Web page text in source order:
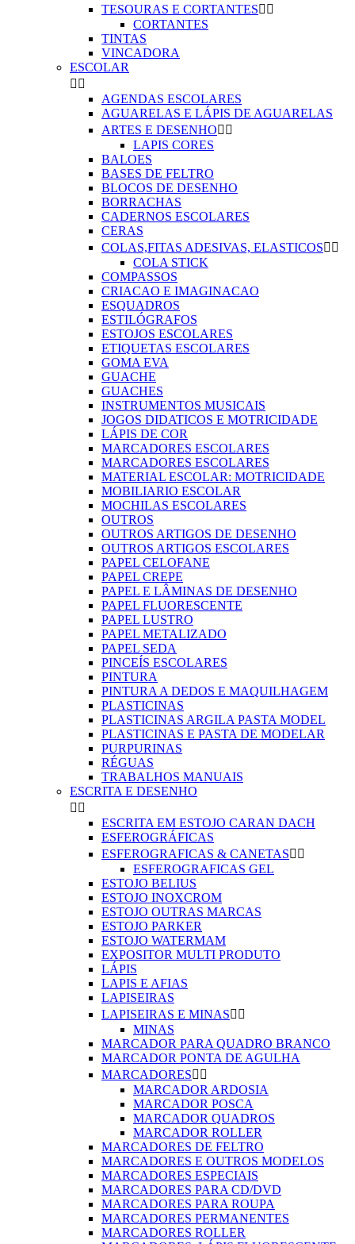
TESOURAS E CORTANTES 
CORTANTES
TINTAS
VINCADORA
ESCOLAR
 
AGENDAS ESCOLARES
AGUARELAS E LÁPIS DE AGUARELAS
ARTES E DESENHO 
LAPIS CORES
BALOES
BASES DE FELTRO
BLOCOS DE DESENHO
BORRACHAS
CADERNOS ESCOLARES
CERAS
COLAS,FITAS ADESIVAS, ELASTICOS 
COLA STICK
COMPASSOS
CRIACAO E IMAGINACAO
ESQUADROS
ESTILÓGRAFOS
ESTOJOS ESCOLARES
ETIQUETAS ESCOLARES
GOMA EVA
GUACHE
GUACHES
INSTRUMENTOS MUSICAIS
JOGOS DIDATICOS E MOTRICIDADE
LÁPIS DE COR
MARCADORES ESCOLARES
MARCADORES ESCOLARES
MATERIAL ESCOLAR: MOTRICIDADE
MOBILIARIO ESCOLAR
MOCHILAS ESCOLARES
OUTROS
OUTROS ARTIGOS DE DESENHO
OUTROS ARTIGOS ESCOLARES
PAPEL CELOFANE
PAPEL CREPE
PAPEL E LÂMINAS DE DESENHO
PAPEL FLUORESCENTE
PAPEL LUSTRO
PAPEL METALIZADO
PAPEL SEDA
PINCEÍS ESCOLARES
PINTURA
PINTURA A DEDOS E MAQUILHAGEM
PLASTICINAS
PLASTICINAS ARGILA PASTA MODEL
PLASTICINAS E PASTA DE MODELAR
PURPURINAS
RÉGUAS
TRABALHOS MANUAIS
ESCRITA E DESENHO
 
ESCRITA EM ESTOJO CARAN DACH
ESFEROGRÁFICAS
ESFEROGRAFICAS & CANETAS 
ESFEROGRAFICAS GEL
ESTOJO BELIUS
ESTOJO INOXCROM
ESTOJO OUTRAS MARCAS
ESTOJO PARKER
ESTOJO WATERMAM
EXPOSITOR MULTI PRODUTO
LÁPIS
LAPIS E AFIAS
LAPISEIRAS
LAPISEIRAS E MINAS 
MINAS
MARCADOR PARA QUADRO BRANCO
MARCADOR PONTA DE AGULHA
MARCADORES 
MARCADOR ARDOSIA
MARCADOR POSCA
MARCADOR QUADROS
MARCADOR ROLLER
MARCADORES DE FELTRO
MARCADORES E OUTROS MODELOS
MARCADORES ESPECIAIS
MARCADORES PARA CD/DVD
MARCADORES PARA ROUPA
MARCADORES PERMANENTES
MARCADORES ROLLER